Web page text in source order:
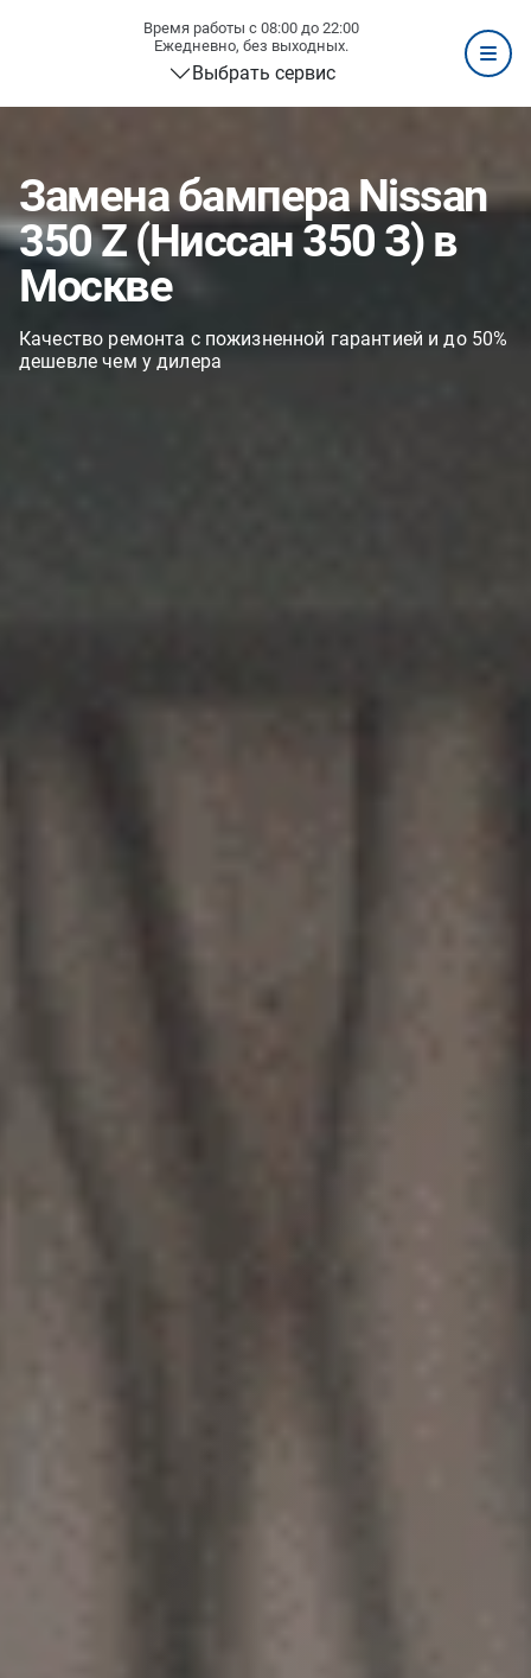
Время работы с 08:00 до 22:00
Ежедневно, без выходных.
Выбрать сервис
Замена бампера Nissan
350 Z (Ниссан 350 З) в
Москве
Качество ремонта с пожизненной гарантией и до 50%
дешевле чем у дилера